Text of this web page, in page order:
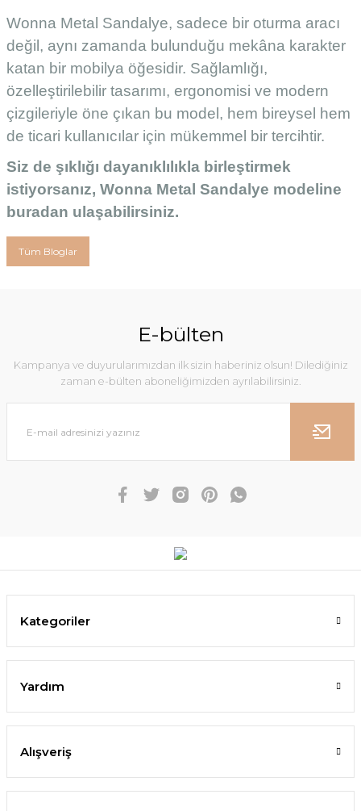
Wonna Metal Sandalye, sadece bir oturma aracı
değil, aynı zamanda bulunduğu mekâna karakter
katan bir mobilya öğesidir. Sağlamlığı,
özelleştirilebilir tasarımı, ergonomisi ve modern
çizgileriyle öne çıkan bu model, hem bireysel hem
de ticari kullanıcılar için mükemmel bir tercihtir.
Siz de şıklığı dayanıklılıkla birleştirmek
istiyorsanız, Wonna Metal Sandalye modeline
buradan ulaşabilirsiniz.
Tüm Bloglar
E-bülten
Kampanya ve duyurularımızdan ilk sizin haberiniz olsun! Dilediğiniz
zaman e-bülten aboneliğimizden ayrılabilirsiniz.
Kategoriler
Yardım
Alışveriş